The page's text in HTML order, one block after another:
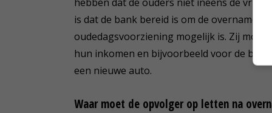
is dat de bank bereid is om de overname
oudedagsvoorziening mogelijk is. Zij
hun inkomen en bijvoorbeeld voor de
een nieuwe auto.
Waar moet de opvolger op letten na